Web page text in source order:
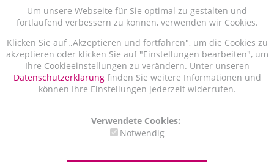
Um unsere Webseite für Sie optimal zu gestalten und
fortlaufend verbessern zu können, verwenden wir Cookies.
Klicken Sie auf „Akzeptieren und fortfahren", um die Cookies zu
akzeptieren oder klicken Sie auf "Einstellungen bearbeiten", um
Ihre Cookieeinstellungen zu verändern. Unter unseren
Datenschutzerklärungfinden Sie weitere Informationen und
können Ihre Einstellungen jederzeit widerrufen.
Verwendete Cookies:
Notwendig